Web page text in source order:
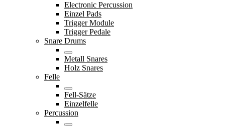
Electronic Percussion
Einzel Pads
Trigger Module
Trigger Pedale
Snare Drums
Metall Snares
Holz Snares
Felle
Fell-Sätze
Einzelfelle
Percussion